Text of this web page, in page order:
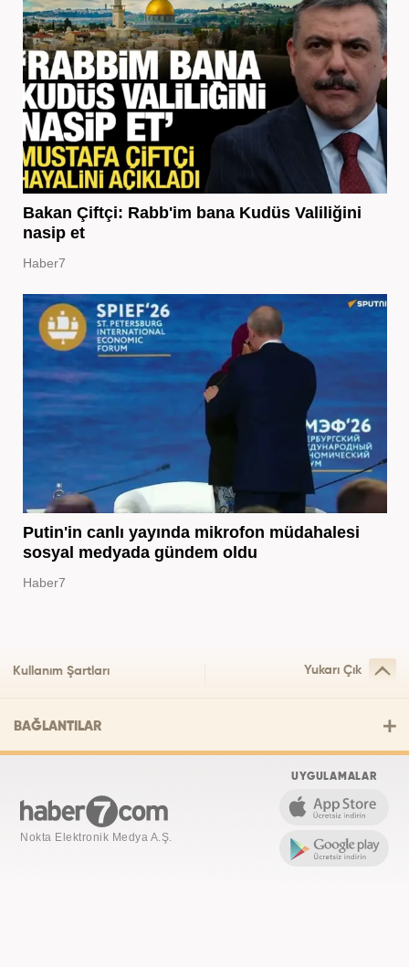
Bakan Çiftçi: Rabb'im bana Kudüs Valiliğini
nasip et
Haber7
Putin'in canlı yayında mikrofon müdahalesi
sosyal medyada gündem oldu
Haber7
Kullanım Şartları Yukarı Çık
BAĞLANTILAR
Nokta Elektronik Medya A.Ş.
UYGULAMALAR